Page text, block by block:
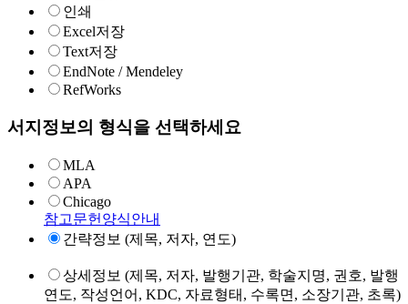
인쇄
Excel저장
Text저장
EndNote / Mendeley
RefWorks
서지정보의 형식을 선택하세요
MLA
APA
Chicago
참고문헌양식안내
간략정보 (제목, 저자, 연도)
상세정보 (제목, 저자, 발행기관, 학술지명, 권호, 발행
연도, 작성언어, KDC, 자료형태, 수록면, 소장기관, 초록)